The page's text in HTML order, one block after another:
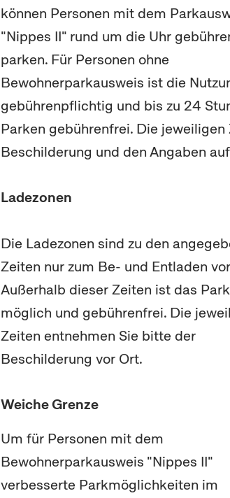
können Personen mit dem
"Nippes II" rund um die Uhr
parken. Für Personen ohne
Bewohnerparkausweis ist die
gebührenpflichtig und bis zu 24
Parken gebührenfrei. Die
Beschilderung und den Angaben
Ladezonen
Die Ladezonen sind zu den
Zeiten nur zum Be- und Entladen
Außerhalb dieser Zeiten ist das
möglich und gebührenfrei. Die
Zeiten entnehmen Sie bitte der
Beschilderung vor Ort.
Weiche Grenze
Um für Personen mit dem
Bewohnerparkausweis "Nippes II"
verbesserte Parkmöglichkeiten im